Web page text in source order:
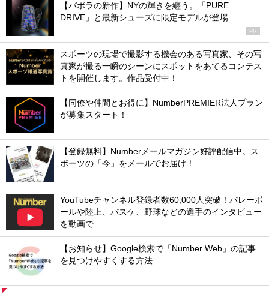
【バボラの新作】NYの輝きを纏う。「PURE
DRIVE」と最新シューズに限定モデルが登場
PR
スポーツの現場で撮影する機会のある写真家、その写
真家が撮る一瞬のシーンにスポットをあてるコンテス
トを開催します。作品受付中！
【同僚や仲間とお得に】NumberPREMIER法人プラン
が募集スタート！
【登録無料】Numberメールマガジン好評配信中。ス
ポーツの「今」をメールでお届け！
YouTubeチャンネル登録者数60,000人突破！バレーボ
ールや陸上、バスケ、野球などの選手のインタビュー
を動画で
【お知らせ】Google検索で「Number Web」の記事
を見つけやすくする方法